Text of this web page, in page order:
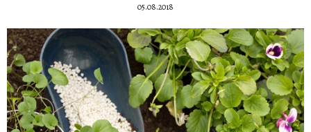
05.08.2018